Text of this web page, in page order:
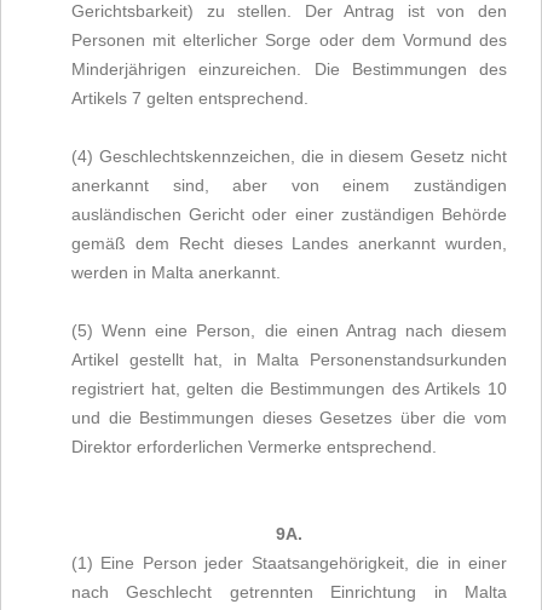
Gerichtsbarkeit) zu stellen. Der Antrag ist von den
Personen mit elterlicher Sorge oder dem Vormund des
Minderjährigen einzureichen. Die Bestimmungen des
Artikels 7 gelten entsprechend.
(4) Geschlechtskennzeichen, die in diesem Gesetz nicht
anerkannt sind, aber von einem zuständigen
ausländischen Gericht oder einer zuständigen Behörde
gemäß dem Recht dieses Landes anerkannt wurden,
werden in Malta anerkannt.
(5) Wenn eine Person, die einen Antrag nach diesem
Artikel gestellt hat, in Malta Personenstandsurkunden
registriert hat, gelten die Bestimmungen des Artikels 10
und die Bestimmungen dieses Gesetzes über die vom
Direktor erforderlichen Vermerke entsprechend.
9A.
(1) Eine Person jeder Staatsangehörigkeit, die in einer
nach Geschlecht getrennten Einrichtung in Malta